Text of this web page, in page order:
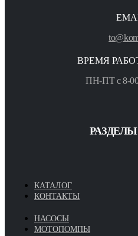
ВРЕМЯ
ПН-ПТ с 8-00
КАТАЛОГ
КОНТАКТЫ
НАСОСЫ
МОТОПОМПЫ